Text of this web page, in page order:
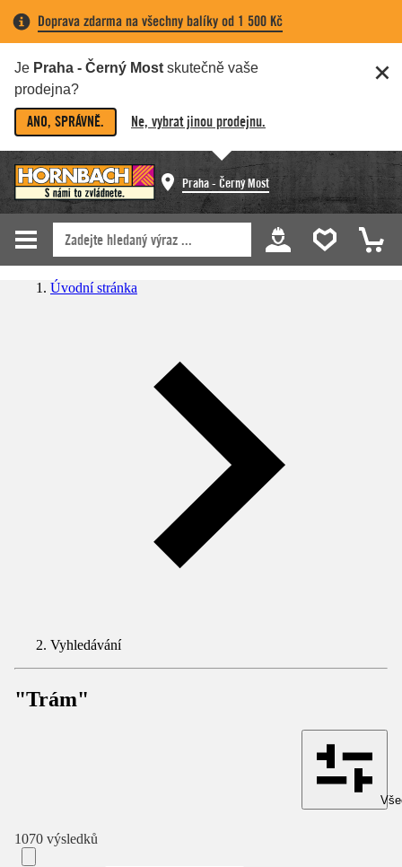
Doprava zdarma na všechny balíky od 1 500 Kč
Je Praha - Černý Most skutečně vaše
prodejna?
ANO, SPRÁVNĚ. Ne, vybrat jinou prodejnu.
Praha - Černý Most
Úvodní stránka
Vyhledávání
"Trám"
1070 výsledků